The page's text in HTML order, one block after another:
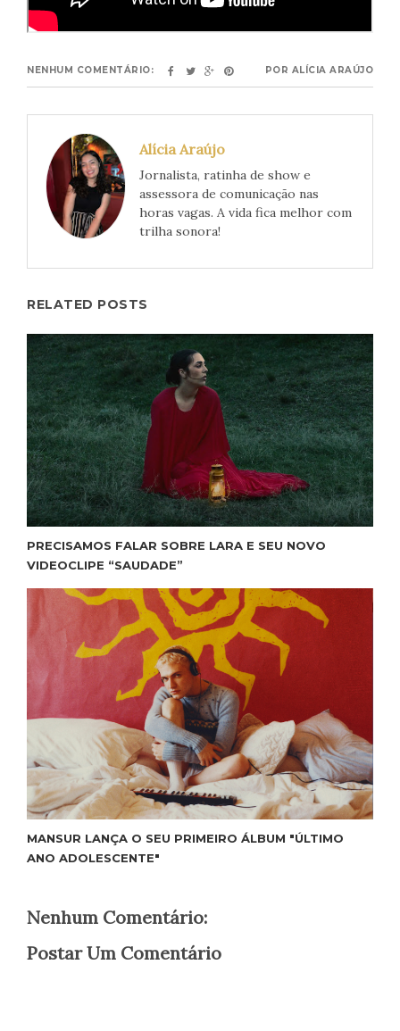
NENHUM COMENTÁRIO: POR ALÍCIA ARAÚJO
Alícia Araújo
Jornalista, ratinha de show e
assessora de comunicação nas
horas vagas. A vida fica melhor com
trilha sonora!
RELATED POSTS
PRECISAMOS FALAR SOBRE LARA E SEU NOVO
VIDEOCLIPE “SAUDADE”
MANSUR LANÇA O SEU PRIMEIRO ÁLBUM "ÚLTIMO
ANO ADOLESCENTE"
Nenhum Comentário:
Postar Um Comentário